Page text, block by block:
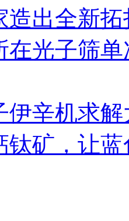
造出全新拓
在光子筛
伊辛机求
钛矿，让